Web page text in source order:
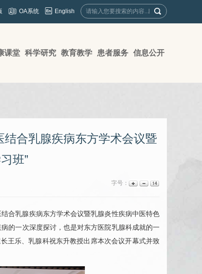
OA系统 English
课堂 科学研究 教育教学 患者服务 信息公开
合乳腺疾病东方学术会议暨
班”
字号：
合乳腺疾病东方学术会议暨乳腺炎性疾病中医特色
的一次深度探讨，也是对东方医院乳腺科成就的一
王乐 、乳腺科祝东升教授出席本次会议开幕式并致